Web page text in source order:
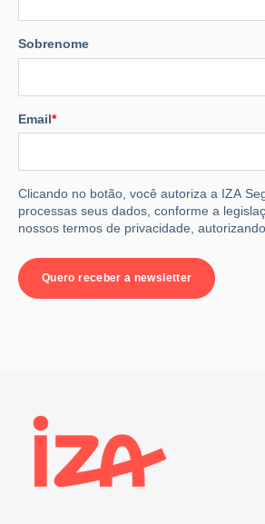
Sobrenome
Email*
Clicando no botão, você autoriza a IZA
processas seus dados, conforme a
nossos termos de privacidade,